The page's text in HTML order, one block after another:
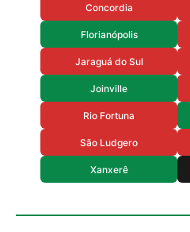
Concordia
Florianópolis
Jaraguá do Sul
Joinville
Rio Fortuna
São Ludgero
Xanxerê